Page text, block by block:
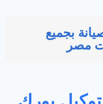
بجميع
مصر